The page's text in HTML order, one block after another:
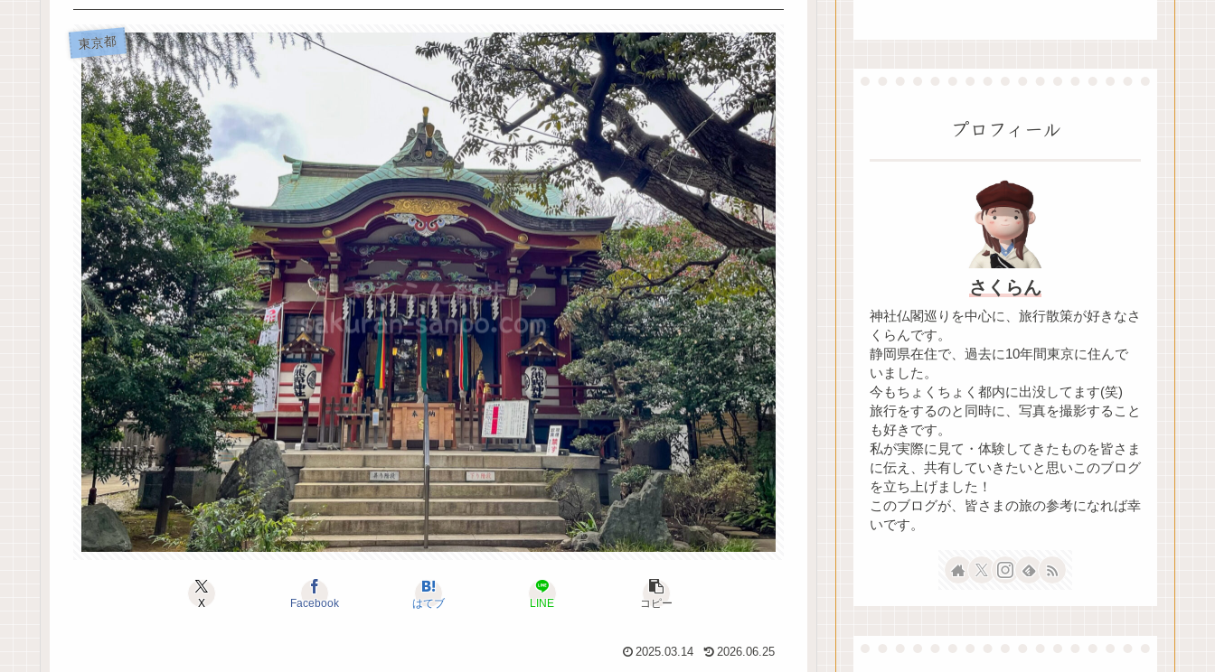
東京都
X Facebook はてブ LINE コピー
2025.03.14 2026.06.25
プロフィール
さくらん
神社仏閣巡りを中心に、旅行散策が好きなさ
くらんです。
静岡県在住で、過去に10年間東京に住んで
いました。
今もちょくちょく都内に出没してます(笑)
旅行をするのと同時に、写真を撮影すること
も好きです。
私が実際に見て・体験してきたものを皆さま
に伝え、共有していきたいと思いこのブログ
を立ち上げました！
このブログが、皆さまの旅の参考になれば幸
いです。